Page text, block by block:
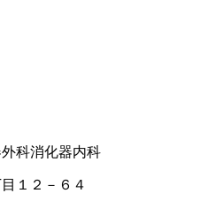
科消化器内科
１２－６４